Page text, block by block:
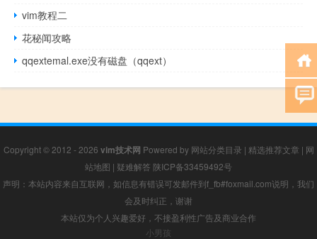
vim教程二
花秘闻攻略
qqextemal.exe没有磁盘（qqext）
Copyright © 2012 - 2026 vim技术网 Powered by 网站分类目录 | 精选推荐文章 | 网
站地图 | 疑难解答 陕ICP备33459492号
声明：本站内容来自互联网，如信息有错误可发邮件到f_fb#foxmail.com说明，我们
会及时纠正，谢谢
本站仅为个人兴趣爱好，不接盈利性广告及商业合作
小男孩